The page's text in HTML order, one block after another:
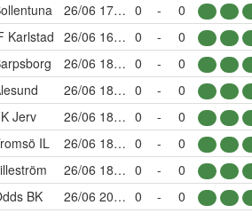
26/06 17:00 0 -
0
Karlstad 26/06 16:00 0 -
0
26/06 18:00 0 -
0
26/06 18:00 0 -
0
Jerv 26/06 18:00 0 -
0
IL 26/06 18:00 0 -
0
26/06 18:00 0 -
0
BK 26/06 20:00 0 -
0